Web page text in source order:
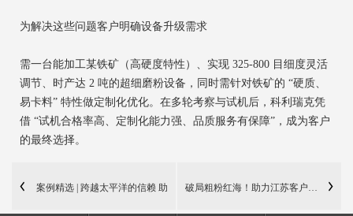
为解决这些问题客户明确设备升级需求
需一台能加工某铁矿（高硬度特性）、实现 325-800 目细度灵活
调节、时产达 2 吨的超细磨粉设备，同时需针对铁矿的 “硬质、
易卡料” 特性做定制化优化。在多轮考察与试机后，科利瑞克凭
借 “试机合格率高、定制化能力强、品质服务有保障”，成为客户
的最终选择。
案例精选 | 跨越太平洋的信赖 助 破局粗粉红海！助力江苏客户开拓铁矿